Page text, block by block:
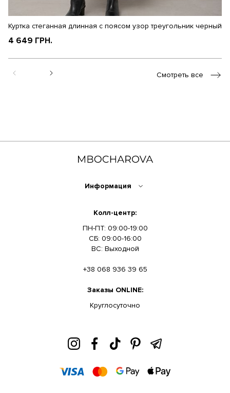
Куртка стеганная длинная с поясом узор треугольник черный
4 649 ГРН.
Смотреть все
Информация
Колл-центр:
ПН-ПТ: 09:00-19:00
СБ: 09:00-16:00
ВС: Выходной
+38 068 936 39 65
Заказы ONLINE:
Круглосуточно